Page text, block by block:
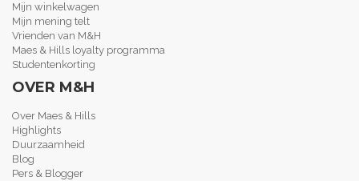
Mijn winkelwagen
Mijn mening telt
Vrienden van M&H
Maes & Hills loyalty programma
Studentenkorting
OVER M&H
Over Maes & Hills
Highlights
Duurzaamheid
Blog
Pers & Blogger